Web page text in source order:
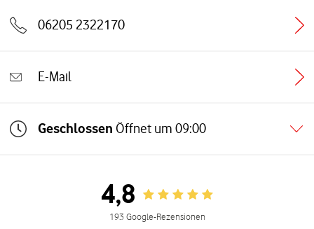
06205 2322170
E-Mail
Geschlossen Öffnet um 09:00
4,8 Rating 4.8
193 Google-Rezensionen